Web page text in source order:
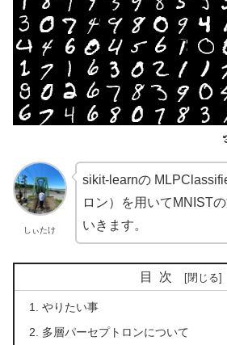
しぃたけ
sikit-learnの
ロン）を用いてMNIST
いきます。
目次
やりたい事
多層パーセプトロンについて